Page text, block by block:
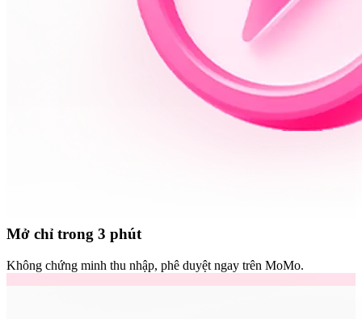
Mở chỉ trong 3 phút
Không chứng minh thu nhập, phê duyệt ngay trên MoMo.